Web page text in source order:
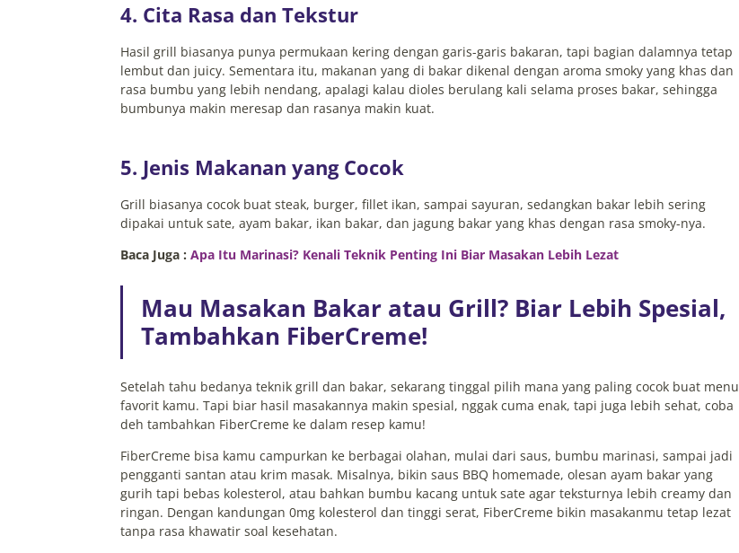
4. Cita Rasa dan Tekstur
Hasil grill biasanya punya permukaan kering dengan garis-garis bakaran, tapi bagian dalamnya tetap
lembut dan juicy. Sementara itu, makanan yang di bakar dikenal dengan aroma smoky yang khas dan
rasa bumbu yang lebih nendang, apalagi kalau dioles berulang kali selama proses bakar, sehingga
bumbunya makin meresap dan rasanya makin kuat.
5. Jenis Makanan yang Cocok
Grill biasanya cocok buat steak, burger, fillet ikan, sampai sayuran, sedangkan bakar lebih sering
dipakai untuk sate, ayam bakar, ikan bakar, dan jagung bakar yang khas dengan rasa smoky-nya.
Baca Juga :Apa Itu Marinasi? Kenali Teknik Penting Ini Biar Masakan Lebih Lezat
Mau Masakan Bakar atau Grill? Biar Lebih Spesial,
Tambahkan FiberCreme!
Setelah tahu bedanya teknik grill dan bakar, sekarang tinggal pilih mana yang paling cocok buat menu
favorit kamu. Tapi biar hasil masakannya makin spesial, nggak cuma enak, tapi juga lebih sehat, coba
deh tambahkan FiberCreme ke dalam resep kamu!
FiberCreme bisa kamu campurkan ke berbagai olahan, mulai dari saus, bumbu marinasi, sampai jadi
pengganti santan atau krim masak. Misalnya, bikin saus BBQ homemade, olesan ayam bakar yang
gurih tapi bebas kolesterol, atau bahkan bumbu kacang untuk sate agar teksturnya lebih creamy dan
ringan. Dengan kandungan 0mg kolesterol dan tinggi serat, FiberCreme bikin masakanmu tetap lezat
tanpa rasa khawatir soal kesehatan.